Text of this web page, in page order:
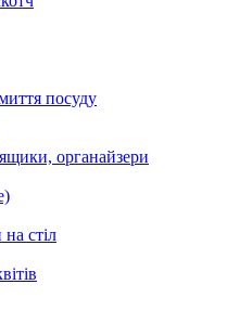
посуду
органайзери
стіл